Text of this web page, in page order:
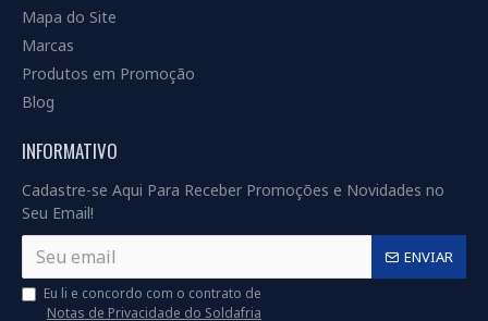
Mapa do Site
Marcas
Produtos em Promoção
Blog
INFORMATIVO
Cadastre-se Aqui Para Receber Promoções e Novidades no
Seu Email!
ENVIAR
Eu li e concordo com o contrato de
Notas de Privacidade do Soldafria